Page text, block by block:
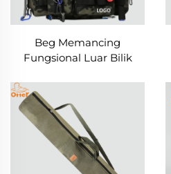
Beg Memancing
Fungsional Luar Bilik